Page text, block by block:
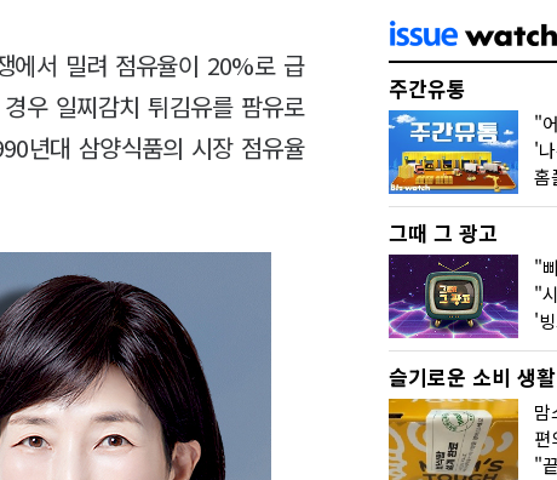
에서 밀려 점유율이 20%로 급
우 일찌감치 튀김유를 팜유로
년대 삼양식품의 시장 점유율
주간유통
그때 그 광고
슬기로운 소비 생활